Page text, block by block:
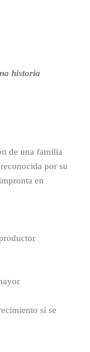
historia
de una familia
por su
en
si se